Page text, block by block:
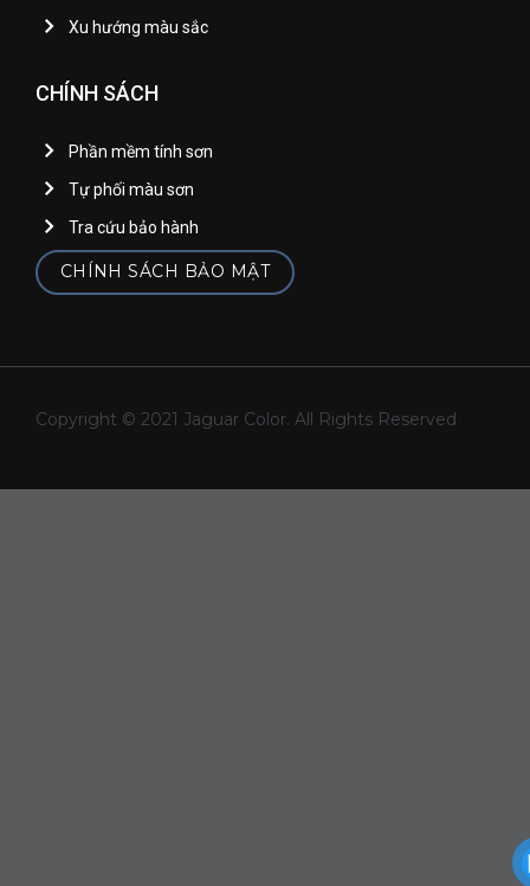
Xu hướng màu sắc
CHÍNH SÁCH
Phần mềm tính sơn
Tự phối màu sơn
Tra cứu bảo hành
CHÍNH SÁCH BẢO MẬT
Copyright © 2021 Jaguar Color. All Rights Reserved